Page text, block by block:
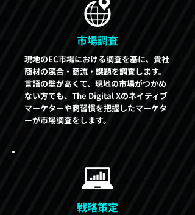
市場調査
現地のEC市場における調査を基に、貴社
商材の競合・商流・課題を調査します。
言語の壁が高くて、現地の市場がつかめ
ない方でも、The Digital Xのネイティブ
マーケターや商習慣を把握したマーケタ
ーが市場調査をします。
戦略策定